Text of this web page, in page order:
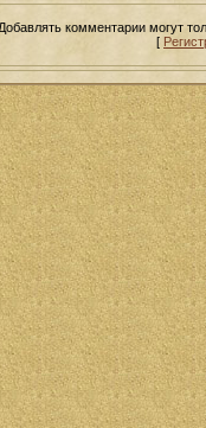
Добавлять комментарии могут
[